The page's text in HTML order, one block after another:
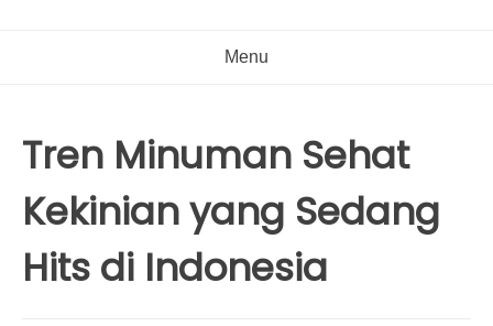
Menu
Tren Minuman Sehat
Kekinian yang Sedang
Hits di Indonesia